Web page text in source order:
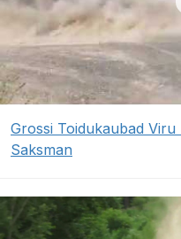
Grossi Toidukaubad
Saksman